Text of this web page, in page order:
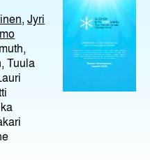
, Jyri
Tuula